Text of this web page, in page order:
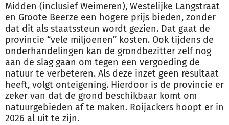
Midden (inclusief Weimeren), Westelijke Langstraat
en Groote Beerze een hogere prijs bieden, zonder
dat dit als staatssteun wordt gezien. Dat gaat de
provincie “vele miljoenen” kosten. Ook tijdens de
onderhandelingen kan de grondbezitter zelf nog
aan de slag gaan om tegen een vergoeding de
natuur te verbeteren. Als deze inzet geen resultaat
heeft, volgt onteigening. Hierdoor is de provincie er
zeker van dat de grond beschikbaar komt om
natuurgebieden af te maken. Roijackers hoopt er in
2026 al uit te zijn.